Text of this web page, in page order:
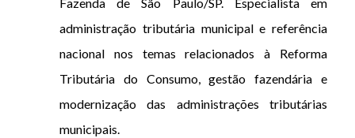
administração tributária municipal e referência
nacional nos temas relacionados à Reforma
Tributária do Consumo, gestão fazendária e
modernização das administrações tributárias
municipais.